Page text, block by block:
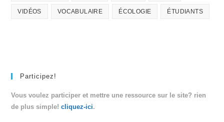
VIDÉOS VOCABULAIRE ÉCOLOGIE ÉTUDIANTS
Participez!
Vous voulez participer et mettre une ressource sur le site? rien
de plus simple!cliquez-ici.